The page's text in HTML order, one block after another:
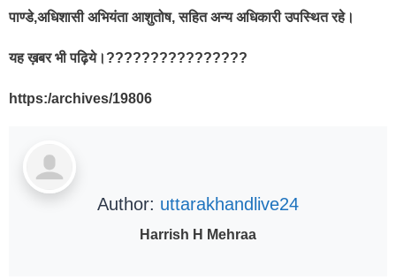
पाण्डे,अधिशासी अभियंता आशुतोष, सहित अन्य अधिकारी उपस्थित रहे।
यह ख़बर भी पढ़िये।????????????????
https:/archives/19806
Author: uttarakhandlive24
Harrish H Mehraa